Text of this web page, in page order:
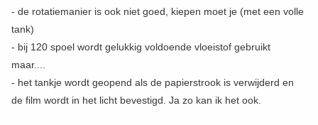
- de rotatiemanier is ook niet goed, kiepen moet je (met een volle
tank)
- bij 120 spoel wordt gelukkig voldoende vloeistof gebruikt
maar....
- het tankje wordt geopend als de papierstrook is verwijderd en
de film wordt in het licht bevestigd. Ja zo kan ik het ook.